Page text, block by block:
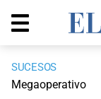
SUCESOS
Megaoperativo